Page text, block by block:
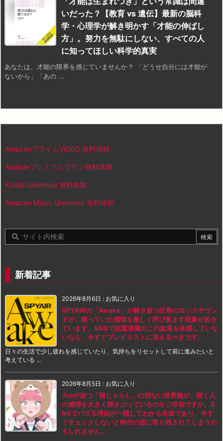
いだった？【教育 vs 遺伝】最新の脳科
学・心理学が解き明かす「才能の伸ばし
方」。努力を無駄にしない、すべての人
に知ってほしい科学的真実
あなたは、才能の限界を感じていませんか？ 「どうせ自分には才能が
ないから」「あの ...
AmazonプライムVIDEO 無料体験
Audibleプレミアムプラン無料体験
Kindle Unlimited 無料体験
Amazon Music Unlimited 無料体験
新着記事
2026年8月6日 : お気に入り
SPYAIRの「Awake」が解き放つ圧巻のロックサウン
ドが、眠っていた感情を激しく呼び覚ます現象が起き
ています。SNSで話題沸騰のこの旋風を体感していな
いなら、今すぐプレイリストに加えるべきです。
日々の生活で少し疲れを感じていたり、気持ちをリセットして前に進みたいと
考えている ...
2026年8月5日 : お気に入り
7coが放つ「猫じゃらし」の切ない世界観が、聴く人
の感情を大きく揺さぶっているのをご存知ですか。S
NSでバズる理由が一聴してわかる名曲であり、今す
ぐチェックしないと時代の波に取り残されてしまうか
もしれません。